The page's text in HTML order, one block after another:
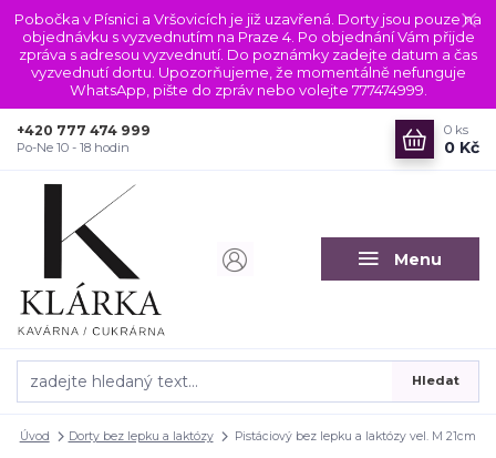
Pobočka v Písnici a Vršovicích je již uzavřená. Dorty jsou pouze na
objednávku s vyzvednutím na Praze 4. Po objednání Vám přijde
zpráva s adresou vyzvednutí. Do poznámky zadejte datum a čas
vyzvednutí dortu. Upozorňujeme, že momentálně nefunguje
WhatsApp, pište do zpráv nebo volejte 777474999.
Menu
Hledat
+420 777 474 999
Po-Ne 10 - 18 hodin
0 ks
0 Kč
Úvod Dorty bez lepku a laktózy Pistáciový bez lepku a laktózy vel. M 21cm